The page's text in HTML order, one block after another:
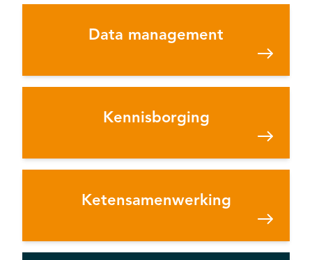
Data management
Kennisborging
Ketensamenwerking